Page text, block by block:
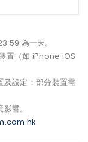
為一天。
置（如 iPhone iOS
及設定；部分裝置需
響。